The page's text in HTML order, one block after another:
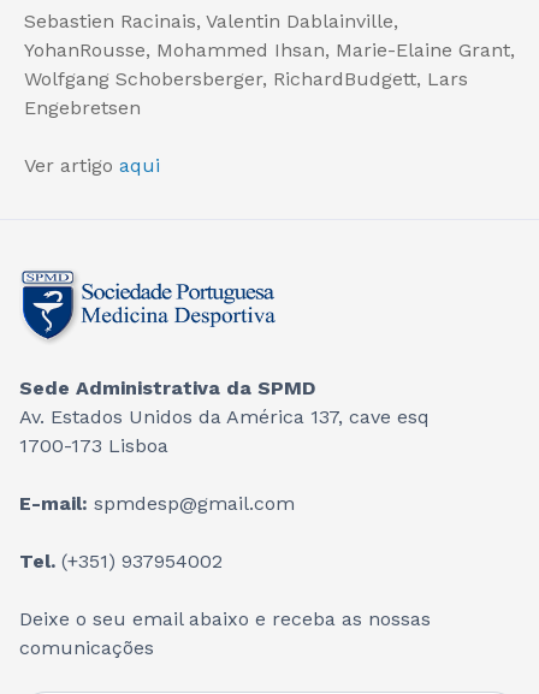
Sebastien Racinais, Valentin Dablainville,
YohanRousse, Mohammed Ihsan, Marie-Elaine Grant,
Wolfgang Schobersberger, RichardBudgett, Lars
Engebretsen
Ver artigo aqui
Sede Administrativa da SPMD
Av. Estados Unidos da América 137, cave esq
1700-173 Lisboa
E-mail: spmdesp@gmail.com
Tel. (+351) 937954002
Deixe o seu email abaixo e receba as nossas
comunicações